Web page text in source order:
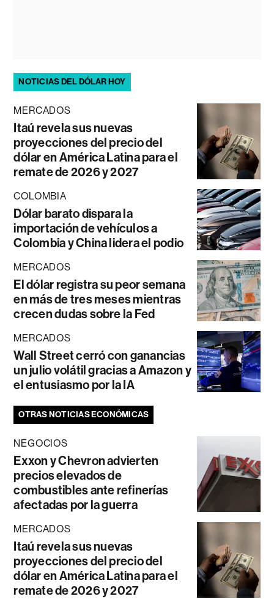
NOTICIAS DEL DÓLAR HOY
MERCADOS
Itaú revela sus nuevas
proyecciones del precio del
dólar en América Latina para el
remate de 2026 y 2027
COLOMBIA
Dólar barato dispara la
importación de vehículos a
Colombia y China lidera el podio
MERCADOS
El dólar registra su peor semana
en más de tres meses mientras
crecen dudas sobre la Fed
MERCADOS
Wall Street cerró con ganancias
un julio volátil gracias a Amazon y
el entusiasmo por la IA
OTRAS NOTICIAS ECONÓMICAS
NEGOCIOS
Exxon y Chevron advierten
precios elevados de
combustibles ante refinerías
afectadas por la guerra
MERCADOS
Itaú revela sus nuevas
proyecciones del precio del
dólar en América Latina para el
remate de 2026 y 2027